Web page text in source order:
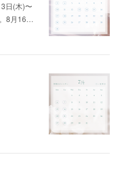
日(木)〜
8月16…